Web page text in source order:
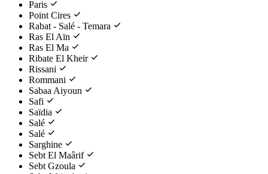
Paris
Point Cires
Rabat - Salé - Temara
Ras El Aïn
Ras El Ma
Ribate El Kheir
Rissani
Rommani
Sabaa Aiyoun
Safi
Saïdia
Salé
Salé
Sarghine
Sebt El Maârif
Sebt Gzoula